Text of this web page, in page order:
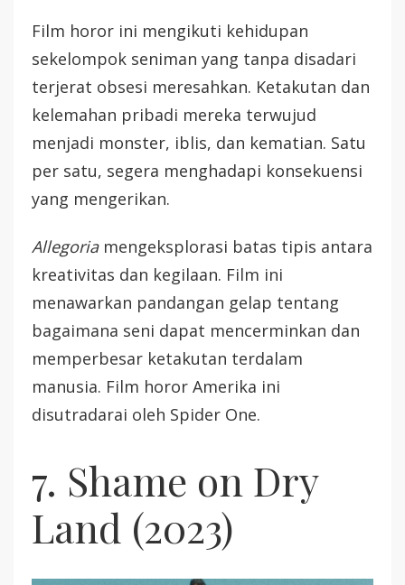
Film horor ini mengikuti kehidupan
sekelompok seniman yang tanpa disadari
terjerat obsesi meresahkan. Ketakutan dan
kelemahan pribadi mereka terwujud
menjadi monster, iblis, dan kematian. Satu
per satu, segera menghadapi konsekuensi
yang mengerikan.
Allegoriamengeksplorasi batas tipis antara
kreativitas dan kegilaan. Film ini
menawarkan pandangan gelap tentang
bagaimana seni dapat mencerminkan dan
memperbesar ketakutan terdalam
manusia. Film horor Amerika ini
disutradarai oleh Spider One.
7. Shame on Dry
Land (2023)